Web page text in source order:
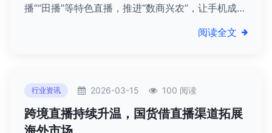
播”“田播”等特色直播，推进“数商兴农”，让手机成
阅读全文
行业资讯 2026-03-15 100 阅读
跨境直播持续升温，国货借直播渠道拓展